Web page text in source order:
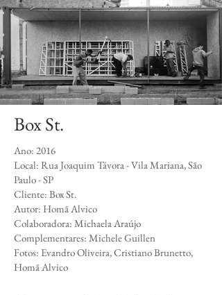
Box St.
​Ano: 2016
Local: Rua Joaquim Távora - Vila Mariana, São
Paulo - SP
Cliente: Box St.
Autor: Homã Alvico
Colaboradora: Michaela Araújo
Complementares: Michele Guillen
Fotos: Evandro Oliveira, Cristiano Brunetto,
Homã Alvico